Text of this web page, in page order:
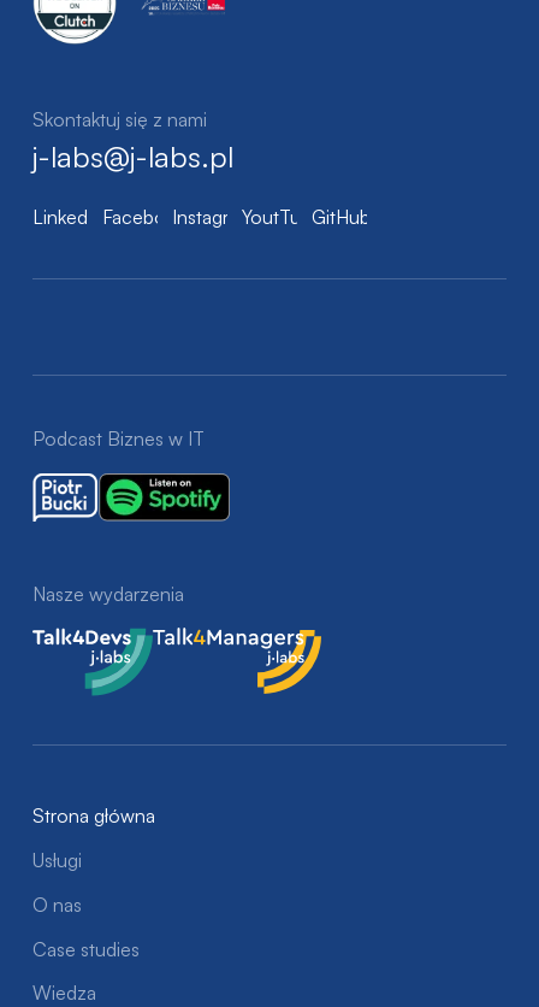
Skontaktuj się z nami
j-labs@j-labs.pl
LinkedIn FacebookInstagramYoutTubeGitHub
Podcast Biznes w IT
Nasze wydarzenia
Talk4Devs
Talk4Managers
Strona główna
Usługi
O nas
Case studies
Wiedza